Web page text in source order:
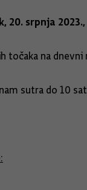
20. srpnja
na dnevni
sutra do 10